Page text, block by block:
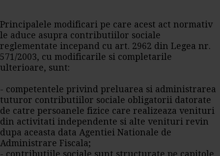
Principalele modificari pe care acest act normativ
le aduce asupra contributiilor sociale
reglementate incepand cu art. 2962 din Legea nr.
571/2003, cu modificarile si completarile
ulterioare, sunt:
- competentele privind preluarea si administrarea
tuturor contributiilor sociale obligatorii datorate
de catre persoanele fizice care realizeaza venituri
din activitati independente si alte venituri revin
dupa aceasta data Agentiei Nationale de
Administrare Fiscala;
- contributiile sociale sunt structurate pe capitole